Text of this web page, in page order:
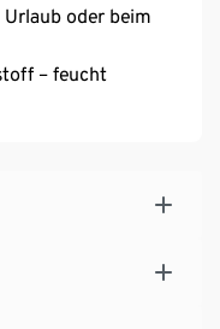
oder beim
– feucht